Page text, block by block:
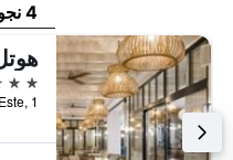
4 نجوم أو أكثر
5 نجوم